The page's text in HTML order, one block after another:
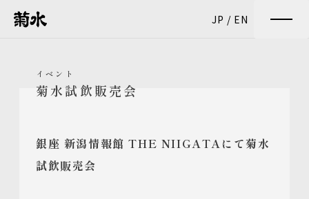
JP / EN
イベント
菊水試飲販売会
銀座 新潟情報館 THE NIIGATAにて菊水
試飲販売会